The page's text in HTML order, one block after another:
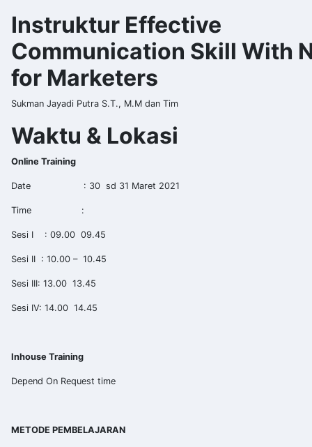
Instruktur Effective
Communication Skill With
for Marketers
Sukman Jayadi Putra S.T., M.M dan Tim
Waktu & Lokasi
Online Training
Date : 30 sd 31 Maret 2021
Time :
Sesi I : 09.00  09.45
Sesi II : 10.00 – 10.45
Sesi III: 13.00  13.45
Sesi IV: 14.00  14.45
Inhouse Training
Depend On Request time
METODE PEMBELAJARAN